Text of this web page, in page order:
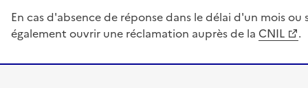
En cas d'absence de réponse dans le délai d'un mois
également ouvrir une réclamation auprès de la CNIL .